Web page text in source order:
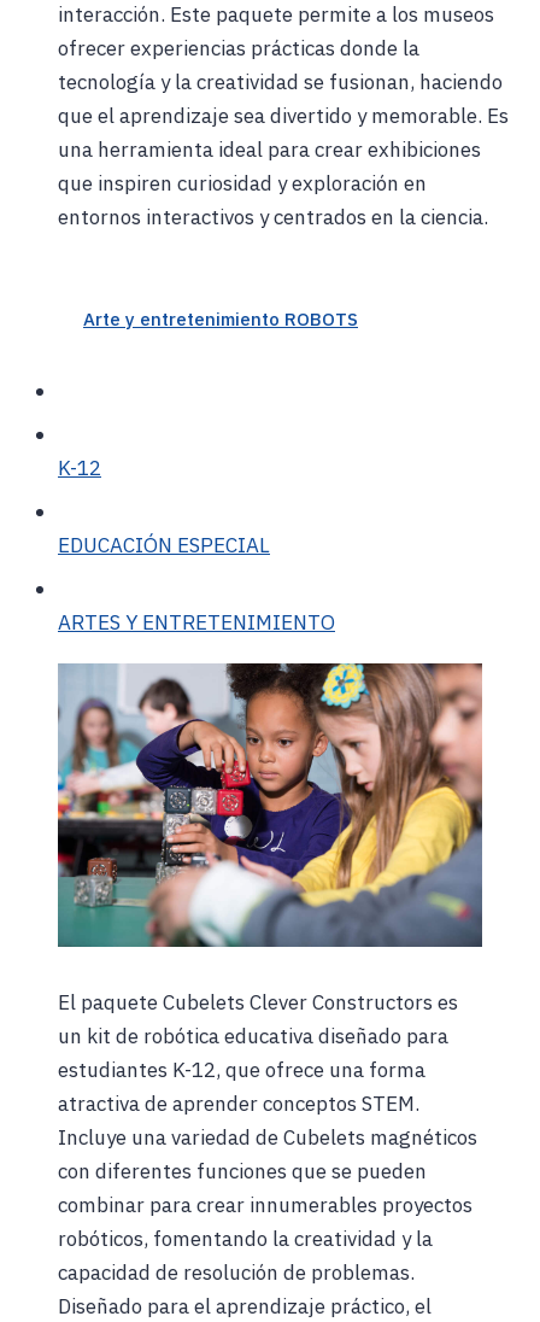
interacción. Este paquete permite a los museos
ofrecer experiencias prácticas donde la
tecnología y la creatividad se fusionan, haciendo
que el aprendizaje sea divertido y memorable. Es
una herramienta ideal para crear exhibiciones
que inspiren curiosidad y exploración en
entornos interactivos y centrados en la ciencia.
Arte y entretenimiento ROBOTS
K-12
EDUCACIÓN ESPECIAL
ARTES Y ENTRETENIMIENTO
El paquete Cubelets Clever Constructors es
un kit de robótica educativa diseñado para
estudiantes K-12, que ofrece una forma
atractiva de aprender conceptos STEM.
Incluye una variedad de Cubelets magnéticos
con diferentes funciones que se pueden
combinar para crear innumerables proyectos
robóticos, fomentando la creatividad y la
capacidad de resolución de problemas.
Diseñado para el aprendizaje práctico, el